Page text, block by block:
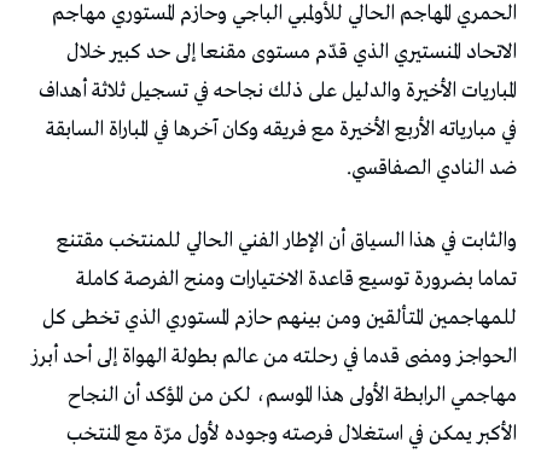
الحمري المهاجم الحالي للأولمبي الباجي وحازم المستوري مهاجم
الاتحاد المنستيري الذي قدّم مستوى مقنعا إلى حد كبير خلال
المباريات الأخيرة والدليل على ذلك نجاحه في تسجيل ثلاثة أهداف
في مبارياته الأربع الأخيرة مع فريقه وكان آخرها في المباراة السابقة
ضد النادي الصفاقسي.
والثابت في هذا السياق أن الإطار الفني الحالي للمنتخب مقتنع
تماما بضرورة توسيع قاعدة الاختيارات ومنح الفرصة كاملة
للمهاجمين المتألقين ومن بينهم حازم المستوري الذي تخطى كل
الحواجز ومضى قدما في رحلته من عالم بطولة الهواة إلى أحد أبرز
مهاجمي الرابطة الأولى هذا الموسم، لكن من المؤكد أن النجاح
الأكبر يمكن في استغلال فرصته وجوده لأول مرّة مع المنتخب